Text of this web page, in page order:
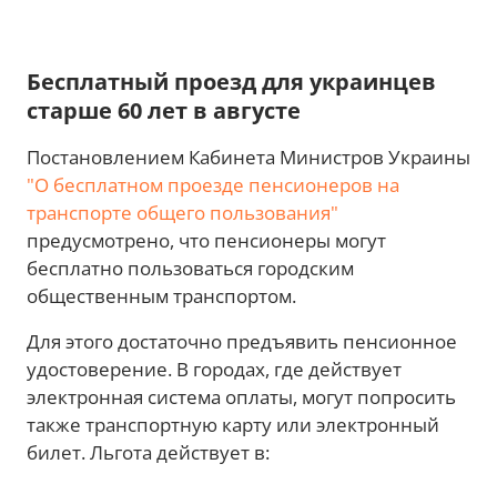
Бесплатный проезд для украинцев
старше 60 лет в августе
Постановлением Кабинета Министров Украины
"О бесплатном проезде пенсионеров на
транспорте общего пользования"
предусмотрено, что пенсионеры могут
бесплатно пользоваться городским
общественным транспортом.
Для этого достаточно предъявить пенсионное
удостоверение. В городах, где действует
электронная система оплаты, могут попросить
также транспортную карту или электронный
билет. Льгота действует в: